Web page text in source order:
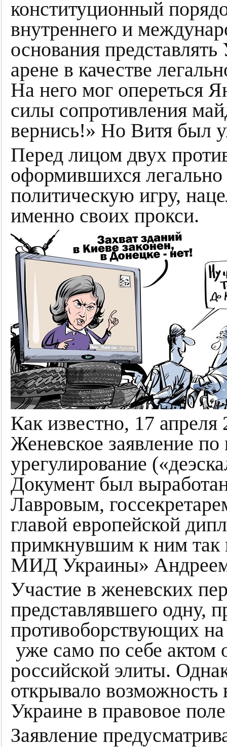
конституционный
внутреннего и
основания
арене в качестве
На него мог опереться
силы сопротивления
вернись!» Но Витя был
Перед лицом двух
оформившихся легально
политическую игру,
именно своих прокси.
Как известно, 17
Женевское заявление
урегулирование
Документ был
Лавровым,
главой европейской
примкнувшим к ним так
МИД Украины»
Участие в женевских
представлявшего одну,
противоборствующих на
уже само по себе
российской элиты.
открывало
Украине в правовое
Заявление